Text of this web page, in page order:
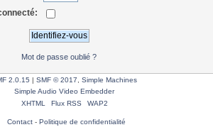
Mot de passe oublié ?
2.0.15 | SMF © 2017, Simple Machines
Simple Audio Video Embedder
XHTML
Flux RSS WAP2
Contact- Politique de confidentialité